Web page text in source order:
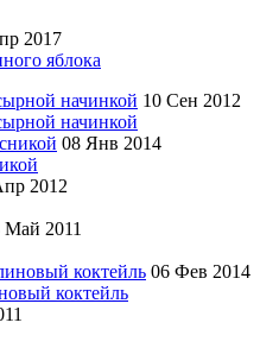
2017
яблока
10 Сен 2012
начинкой
08 Янв 2014
2012
Май 2011
06 Фев 2014
коктейль